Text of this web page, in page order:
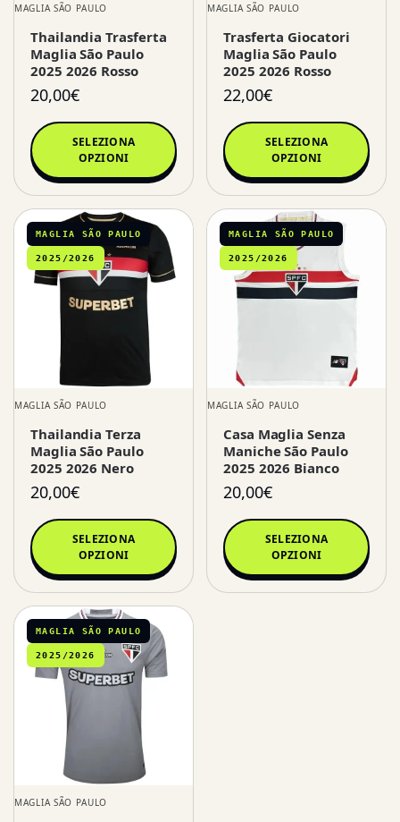
MAGLIA SÃO PAULO
Thailandia Trasferta
Maglia São Paulo
2025 2026 Rosso
20,00€
SELEZIONA
OPZIONI
MAGLIA SÃO PAULO
Trasferta Giocatori
Maglia São Paulo
2025 2026 Rosso
22,00€
SELEZIONA
OPZIONI
MAGLIA SÃO PAULO
2025/2026
MAGLIA SÃO PAULO
Thailandia Terza
Maglia São Paulo
2025 2026 Nero
20,00€
SELEZIONA
OPZIONI
MAGLIA SÃO PAULO
2025/2026
MAGLIA SÃO PAULO
Casa Maglia Senza
Maniche São Paulo
2025 2026 Bianco
20,00€
SELEZIONA
OPZIONI
MAGLIA SÃO PAULO
2025/2026
MAGLIA SÃO PAULO